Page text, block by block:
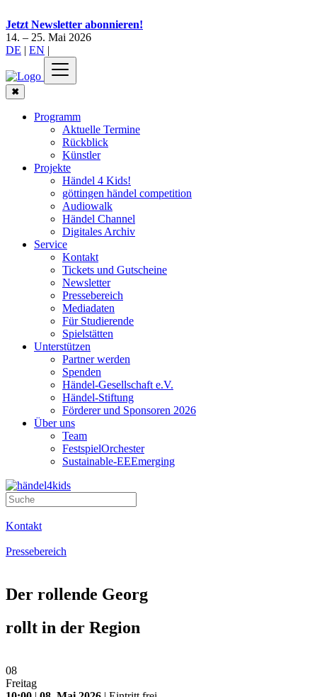
Jetzt Newsletter abonnieren!
14. – 25. Mai 2026
DE | EN |
✖
Programm
Aktuelle Termine
Rückblick
Künstler
Projekte
Händel 4 Kids!
göttingen händel competition
Audiowalk
Händel Channel
Digitales Archiv
Service
Kontakt
Tickets und Gutscheine
Newsletter
Pressebereich
Mediadaten
Für Studierende
Spielstätten
Unterstützen
Partner werden
Spenden
Händel-Gesellschaft e.V.
Händel-Stiftung
Förderer und Sponsoren 2026
Über uns
Team
FestspielOrchester
Sustainable-EEEmerging
Kontakt
Pressebereich
Der rollende Georg
rollt in der Region
08
Freitag